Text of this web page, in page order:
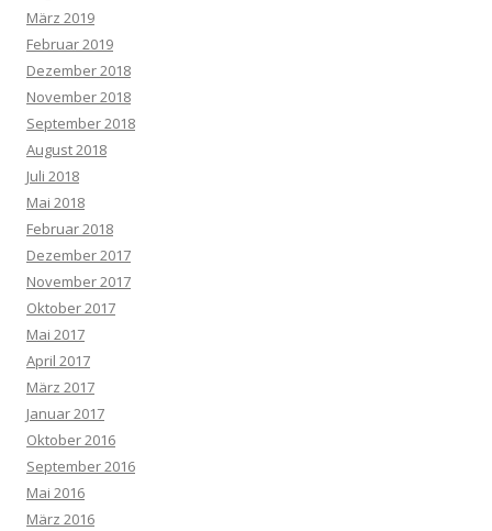
März 2019
Februar 2019
Dezember 2018
November 2018
September 2018
August 2018
Juli 2018
Mai 2018
Februar 2018
Dezember 2017
November 2017
Oktober 2017
Mai 2017
April 2017
März 2017
Januar 2017
Oktober 2016
September 2016
Mai 2016
März 2016